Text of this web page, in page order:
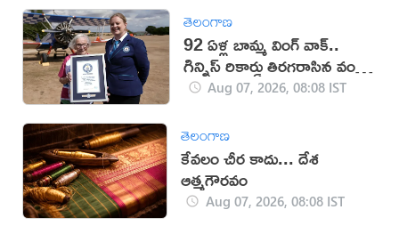
తెలంగాణ
92 ఏళ్ల బామ్మ వింగ్ వాక్..
గిన్నిస్ రికార్డు తిరగరాసిన వండర్
ఉమెన్Aug 07, 2026, 08:08 IST
తెలంగాణ
కేవలం చీర కాదు... దేశ
ఆత్మగౌరవం
Aug 07, 2026, 08:08 IST